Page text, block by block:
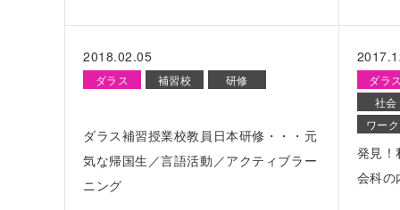
2018.02.05
ダラス 補習校 研修
ダラス補習授業校教員日本研修・・・元
気な帰国生／言語活動／アクティブラー
ニング
ダラ
社会
ワー
発見
会科の